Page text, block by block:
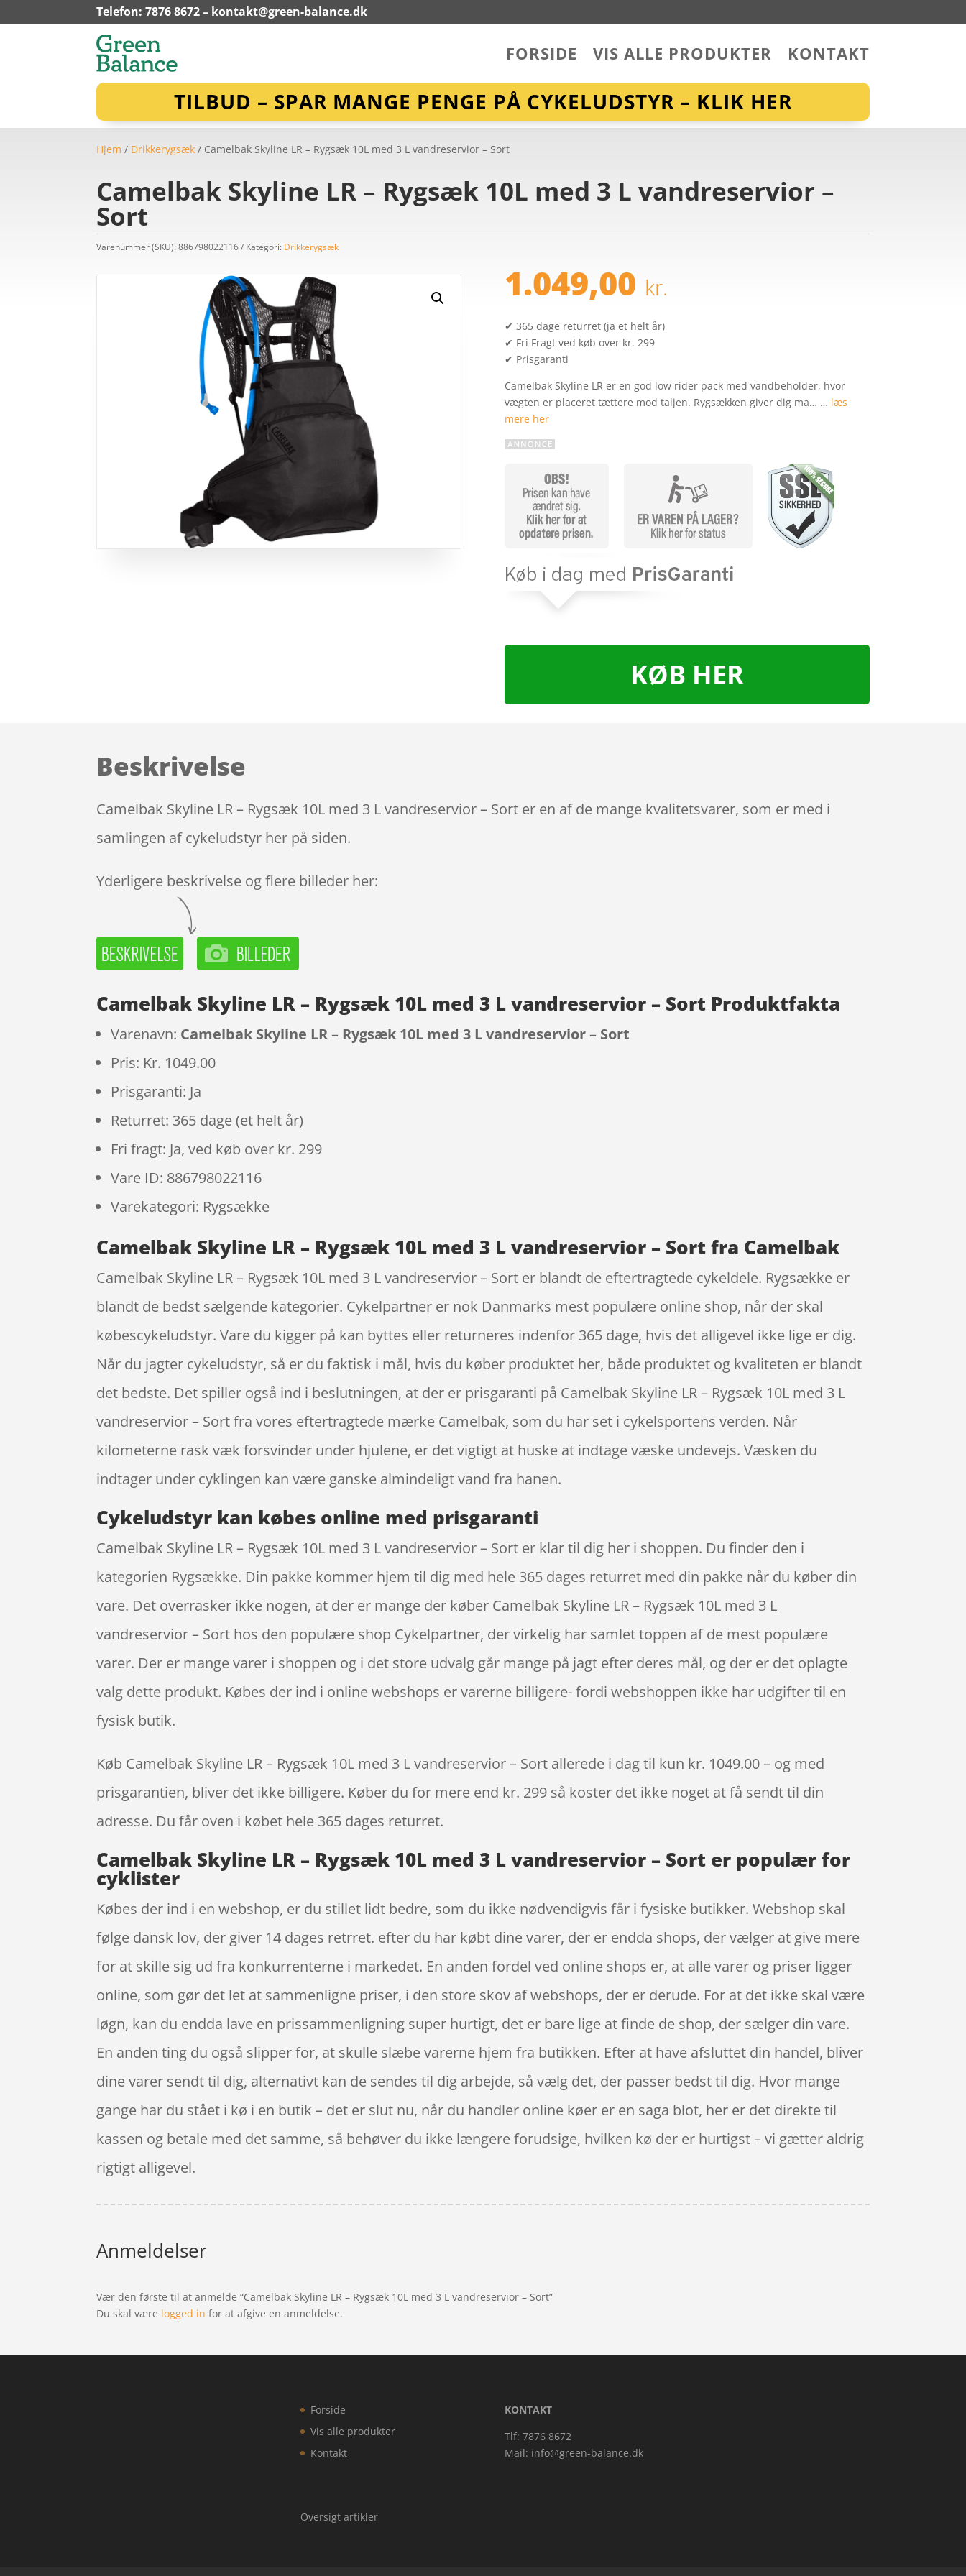
Telefon: 7876 8672 – kontakt@green-balance.dk
FORSIDE VIS ALLE PRODUKTER KONTAKT
TILBUD – SPAR MANGE PENGE PÅ CYKELUDSTYR – KLIK HER
Hjem / Drikkerygsæk / Camelbak Skyline LR – Rygsæk 10L med 3 L vandreservior – Sort
Camelbak Skyline LR – Rygsæk 10L med 3 L vandreservior –
Sort
Varenummer (SKU):886798022116 Kategori: Drikkerygsæk
1.049,00 kr.
✔ 365 dage returret (ja et helt år)
✔ Fri Fragt ved køb over kr. 299
✔ Prisgaranti
Camelbak Skyline LR er en god low rider pack med vandbeholder, hvor
vægten er placeret tættere mod taljen. Rygsækken giver dig ma… … læs
mere her
KØB HER
Beskrivelse
Camelbak Skyline LR – Rygsæk 10L med 3 L vandreservior – Sort er en af de mange kvalitetsvarer, som er med i
samlingen af cykeludstyr her på siden.
Yderligere beskrivelse og flere billeder her:
Camelbak Skyline LR – Rygsæk 10L med 3 L vandreservior – Sort Produktfakta
Varenavn: Camelbak Skyline LR – Rygsæk 10L med 3 L vandreservior – Sort
Pris: Kr. 1049.00
Prisgaranti: Ja
Returret: 365 dage (et helt år)
Fri fragt: Ja, ved køb over kr. 299
Vare ID: 886798022116
Varekategori: Rygsække
Camelbak Skyline LR – Rygsæk 10L med 3 L vandreservior – Sort fra Camelbak
Camelbak Skyline LR – Rygsæk 10L med 3 L vandreservior – Sort er blandt de eftertragtede cykeldele. Rygsække er
blandt de bedst sælgende kategorier. Cykelpartner er nok Danmarks mest populære online shop, når der skal
købescykeludstyr. Vare du kigger på kan byttes eller returneres indenfor 365 dage, hvis det alligevel ikke lige er dig.
Når du jagter cykeludstyr, så er du faktisk i mål, hvis du køber produktet her, både produktet og kvaliteten er blandt
det bedste. Det spiller også ind i beslutningen, at der er prisgaranti på Camelbak Skyline LR – Rygsæk 10L med 3 L
vandreservior – Sort fra vores eftertragtede mærke Camelbak, som du har set i cykelsportens verden. Når
kilometerne rask væk forsvinder under hjulene, er det vigtigt at huske at indtage væske undevejs. Væsken du
indtager under cyklingen kan være ganske almindeligt vand fra hanen.
Cykeludstyr kan købes online med prisgaranti
Camelbak Skyline LR – Rygsæk 10L med 3 L vandreservior – Sort er klar til dig her i shoppen. Du finder den i
kategorien Rygsække. Din pakke kommer hjem til dig med hele 365 dages returret med din pakke når du køber din
vare. Det overrasker ikke nogen, at der er mange der køber Camelbak Skyline LR – Rygsæk 10L med 3 L
vandreservior – Sort hos den populære shop Cykelpartner, der virkelig har samlet toppen af de mest populære
varer. Der er mange varer i shoppen og i det store udvalg går mange på jagt efter deres mål, og der er det oplagte
valg dette produkt. Købes der ind i online webshops er varerne billigere- fordi webshoppen ikke har udgifter til en
fysisk butik.
Køb Camelbak Skyline LR – Rygsæk 10L med 3 L vandreservior – Sort allerede i dag til kun kr. 1049.00 – og med
prisgarantien, bliver det ikke billigere. Køber du for mere end kr. 299 så koster det ikke noget at få sendt til din
adresse. Du får oven i købet hele 365 dages returret.
Camelbak Skyline LR – Rygsæk 10L med 3 L vandreservior – Sort er populær for
cyklister
Købes der ind i en webshop, er du stillet lidt bedre, som du ikke nødvendigvis får i fysiske butikker. Webshop skal
følge dansk lov, der giver 14 dages retrret. efter du har købt dine varer, der er endda shops, der vælger at give mere
for at skille sig ud fra konkurrenterne i markedet. En anden fordel ved online shops er, at alle varer og priser ligger
online, som gør det let at sammenligne priser, i den store skov af webshops, der er derude. For at det ikke skal være
løgn, kan du endda lave en prissammenligning super hurtigt, det er bare lige at finde de shop, der sælger din vare.
En anden ting du også slipper for, at skulle slæbe varerne hjem fra butikken. Efter at have afsluttet din handel, bliver
dine varer sendt til dig, alternativt kan de sendes til dig arbejde, så vælg det, der passer bedst til dig. Hvor mange
gange har du stået i kø i en butik – det er slut nu, når du handler online køer er en saga blot, her er det direkte til
kassen og betale med det samme, så behøver du ikke længere forudsige, hvilken kø der er hurtigst – vi gætter aldrig
rigtigt alligevel.
Anmeldelser
Vær den første til at anmelde “Camelbak Skyline LR – Rygsæk 10L med 3 L vandreservior – Sort”
Du skal være logged in for at afgive en anmeldelse.
Forside
Vis alle produkter
Kontakt
Oversigt artikler
KONTAKT
Tlf: 7876 8672
Mail: info@green-balance.dk